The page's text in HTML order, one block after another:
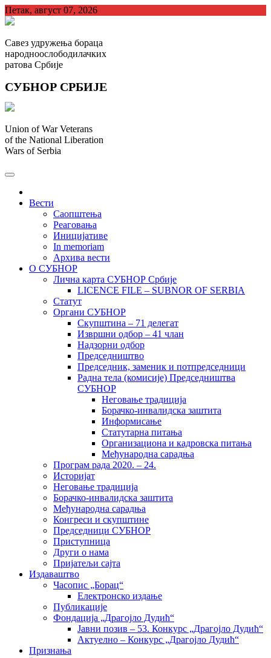
Skip
to
Петак, август 07, 2026
Савез удружења бораца
народноослободилачких
ратова Србије
СУБНОР СРБИЈЕ
Union of War Veterans
of the National Liberation
Wars of Serbia
Вести
Саопштења
Реаговања
Иницијативе
In memoriam
Архива вести
О СУБНОР
Лична карта СУБНОР Србије
LICENCE FILE – SUBNOR OF SERBIA
Статут
Органи СУБНОР
Скупштина – 71 делегат
Извршни одбор – 41 члан
Надзорни одбор
Председништво
Председник, заменик и потпредседници
Радна тела (комисије) Председништва
СУБНОР
Неговање традиција
Борачко-инвалидска заштита
Информисање
Статутарна питања
Организациона и кадровска питања
Међународна сарадња
Програм рада 2020. – 24.
Историјат
Неговање традиција
Борачко-инвалидска заштита
Међународна сарадња
Конгреси и скупштине
Председници СУБНОР
Приступница
Други о нама
Пријатељи сајта
Издаваштво
Часопис „Борац“
Електронско издање
Публикације
Фондација „Драгојло Дудић“
Јавни позив – 53. Конкурс „Драгојло Дудић“
Актуелно – Конкурс „Драгојло Дудић“
Признања